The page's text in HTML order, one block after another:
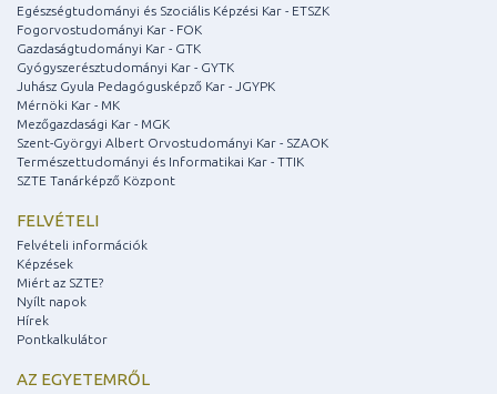
Egészségtudományi és Szociális Képzési Kar - ETSZK
Fogorvostudományi Kar - FOK
Gazdaságtudományi Kar - GTK
Gyógyszerésztudományi Kar - GYTK
Juhász Gyula Pedagógusképző Kar - JGYPK
Mérnöki Kar - MK
Mezőgazdasági Kar - MGK
Szent-Györgyi Albert Orvostudományi Kar - SZAOK
Természettudományi és Informatikai Kar - TTIK
SZTE Tanárképző Központ
FELVÉTELI
Felvételi információk
Képzések
Miért az SZTE?
Nyílt napok
Hírek
Pontkalkulátor
AZ EGYETEMRŐL